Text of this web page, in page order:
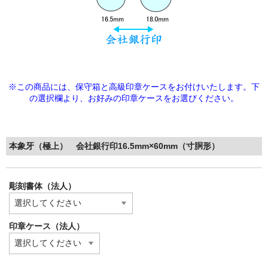
※この商品には、保守箱と高級印章ケースをお付けいたします。下
の選択欄より、 お好みの印章ケースをお選びください。
本象牙（極上） 会社銀行印16.5mm×60mm（寸胴形）
彫刻書体（法人）
印章ケース（法人）